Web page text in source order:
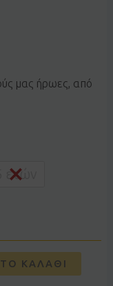
μας ήρωες, από
5 ετών
ΚΑΛΆΘΙ